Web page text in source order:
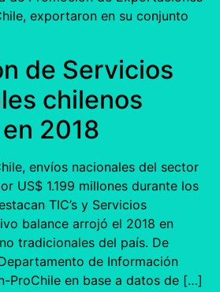
exportaron en su conjunto
de Servicios
chilenos
2018
envíos nacionales del sector
US$ 1.199 millones durante los
TIC’s y Servicios
balance arrojó el 2018 en
tradicionales del país. De
de Información
ProChile en base a datos de […]